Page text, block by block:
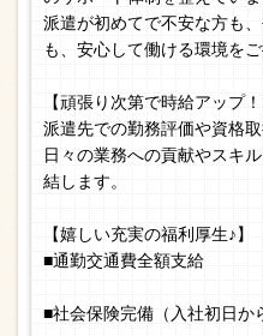
派遣が初めてで不安な方も
も、安心して働ける環境をご
【頑張り次第で時給アップ！
派遣先での勤務評価や資格
日々の業務への貢献やスキ
結します。
【嬉しい充実の福利厚生♪】
■通勤交通費全額支給
■社会保険完備（入社初日か